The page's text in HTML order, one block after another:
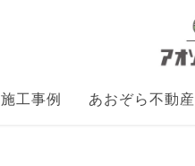
施工事例 あおぞら不動